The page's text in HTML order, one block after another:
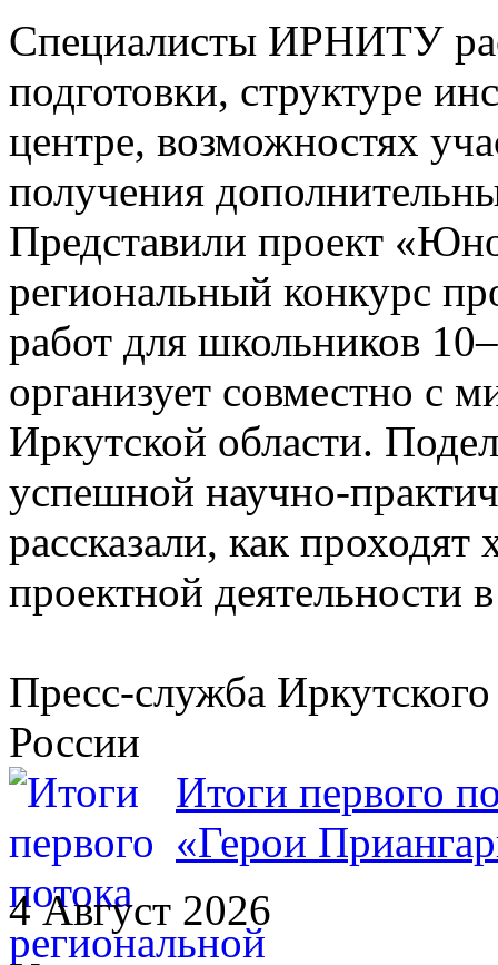
Специалисты ИРНИТУ
подготовки, структуре
центре, возможностях
получения
Представили проект
региональный конкурс
работ для школьников
организует совместно с
Иркутской области.
успешной научно-
рассказали, как проходят
проектной деятельности
Пресс-служба
России
Итоги первого
«Герои
4 Август 2026